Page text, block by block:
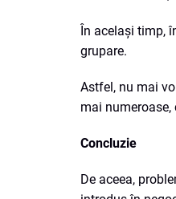
În același timp,
grupare.
Astfel, nu mai
mai
Concluzie
De aceea,